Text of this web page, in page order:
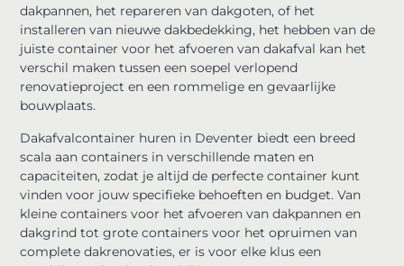
dakpannen, het repareren van dakgoten, of het
installeren van nieuwe dakbedekking, het hebben van de
juiste container voor het afvoeren van dakafval kan het
verschil maken tussen een soepel verlopend
renovatieproject en een rommelige en gevaarlijke
bouwplaats.
Dakafvalcontainer huren in Deventer biedt een breed
scala aan containers in verschillende maten en
capaciteiten, zodat je altijd de perfecte container kunt
vinden voor jouw specifieke behoeften en budget. Van
kleine containers voor het afvoeren van dakpannen en
dakgrind tot grote containers voor het opruimen van
complete dakrenovaties, er is voor elke klus een